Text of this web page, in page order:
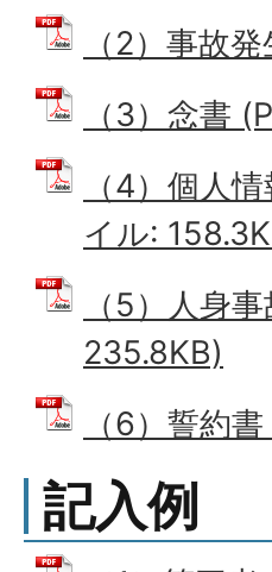
（2）事故
（3）念書
（4）個人
イル:
（5）人身
235.8KB)
（6）誓約
記入例